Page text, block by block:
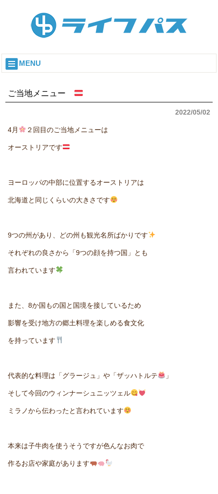
MENU
ご当地メニュー
2022/05/02
4月 ２回目のご当地メニューは
オーストリアです
ヨーロッパの中部に位置するオーストリアは
北海道と同じくらいの大きさです
9つの州があり、どの州も観光名所ばかりです
それぞれの良さから「9つの顔を持つ国」とも
言われています
また、8か国もの国と国境を接しているため
影響を受け地方の郷土料理を楽しめる食文化
を持っています
代表的な料理は「グラージュ」や「ザッハトルテ 」
そして今回のウィンナーシュニッツェル
ミラノから伝わったと言われています
本来は子牛肉を使うそうですが色んなお肉で
作るお店や家庭があります